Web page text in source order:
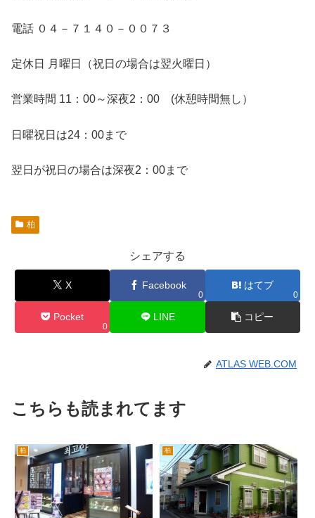
電話 ０４－７１４０－００７３
定休日 月曜日（祝日の場合は翌火曜日）
営業時間 11：00～深夜2：00 (休憩時間無し）
日曜祝日は24：00まで
翌日が祝日の場合は深夜2：00まで
柏
シェアする
X Facebook
0
はてブ
0
Pocket
0
LINE コピー
ATLAS WEB.COM
こちらも読まれてます
柏 柏